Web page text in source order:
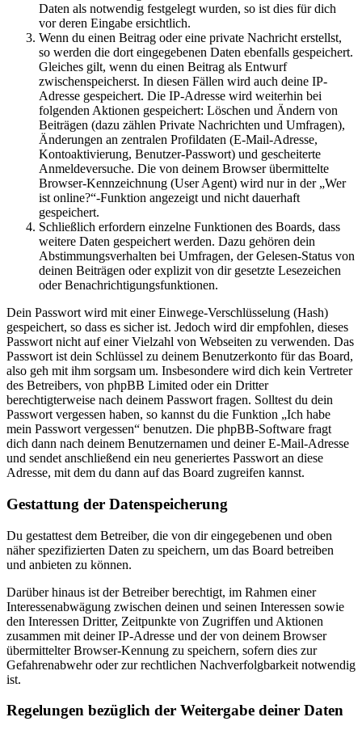
Daten als notwendig festgelegt wurden, so ist dies für dich
vor deren Eingabe ersichtlich.
Wenn du einen Beitrag oder eine private Nachricht erstellst,
so werden die dort eingegebenen Daten ebenfalls gespeichert.
Gleiches gilt, wenn du einen Beitrag als Entwurf
zwischenspeicherst. In diesen Fällen wird auch deine IP-
Adresse gespeichert. Die IP-Adresse wird weiterhin bei
folgenden Aktionen gespeichert: Löschen und Ändern von
Beiträgen (dazu zählen Private Nachrichten und Umfragen),
Änderungen an zentralen Profildaten (E-Mail-Adresse,
Kontoaktivierung, Benutzer-Passwort) und gescheiterte
Anmeldeversuche. Die von deinem Browser übermittelte
Browser-Kennzeichnung (User Agent) wird nur in der „Wer
ist online?“-Funktion angezeigt und nicht dauerhaft
gespeichert.
Schließlich erfordern einzelne Funktionen des Boards, dass
weitere Daten gespeichert werden. Dazu gehören dein
Abstimmungsverhalten bei Umfragen, der Gelesen-Status von
deinen Beiträgen oder explizit von dir gesetzte Lesezeichen
oder Benachrichtigungsfunktionen.
Dein Passwort wird mit einer Einwege-Verschlüsselung (Hash)
gespeichert, so dass es sicher ist. Jedoch wird dir empfohlen, dieses
Passwort nicht auf einer Vielzahl von Webseiten zu verwenden. Das
Passwort ist dein Schlüssel zu deinem Benutzerkonto für das Board,
also geh mit ihm sorgsam um. Insbesondere wird dich kein Vertreter
des Betreibers, von phpBB Limited oder ein Dritter
berechtigterweise nach deinem Passwort fragen. Solltest du dein
Passwort vergessen haben, so kannst du die Funktion „Ich habe
mein Passwort vergessen“ benutzen. Die phpBB-Software fragt
dich dann nach deinem Benutzernamen und deiner E-Mail-Adresse
und sendet anschließend ein neu generiertes Passwort an diese
Adresse, mit dem du dann auf das Board zugreifen kannst.
Gestattung der Datenspeicherung
Du gestattest dem Betreiber, die von dir eingegebenen und oben
näher spezifizierten Daten zu speichern, um das Board betreiben
und anbieten zu können.
Darüber hinaus ist der Betreiber berechtigt, im Rahmen einer
Interessenabwägung zwischen deinen und seinen Interessen sowie
den Interessen Dritter, Zeitpunkte von Zugriffen und Aktionen
zusammen mit deiner IP-Adresse und der von deinem Browser
übermittelter Browser-Kennung zu speichern, sofern dies zur
Gefahrenabwehr oder zur rechtlichen Nachverfolgbarkeit notwendig
ist.
Regelungen bezüglich der Weitergabe deiner Daten